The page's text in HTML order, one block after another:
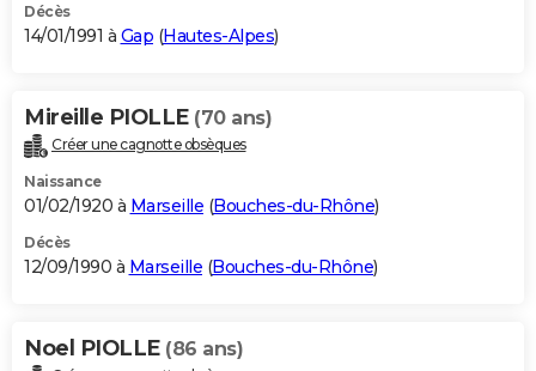
Décès
14/01/1991 à Gap (Hautes-Alpes)
Mireille PIOLLE (70 ans)
Créer une cagnotte obsèques
Naissance
01/02/1920 à Marseille (Bouches-du-Rhône)
Décès
12/09/1990 à Marseille (Bouches-du-Rhône)
Noel PIOLLE (86 ans)